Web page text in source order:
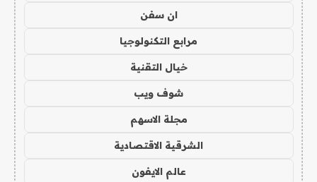
ان سفن
مرابع التكنولوجيا
خيال التقنية
شوف ويب
مجلة الاسهم
الشرقية الاقتصادية
عالم الايفون